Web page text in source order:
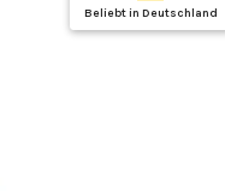
Beliebt in Deutschland